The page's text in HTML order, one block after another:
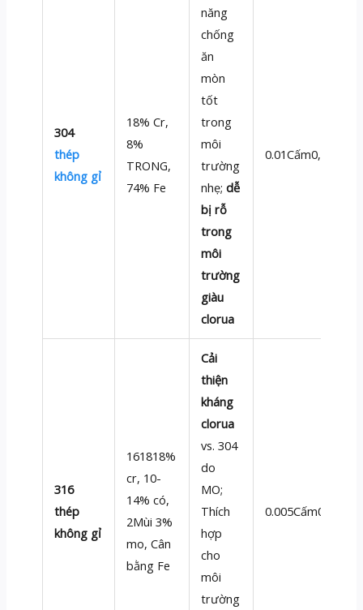
304
thép
không gỉ
18% Cr,
8%
TRONG,
74% Fe
năng
chống
ăn
mòn
tốt
trong
môi
trường
nhẹ;dễ
bị rỗ
trong
môi
trường
giàu
clorua
0.01Cấm0,02
316
thép
không gỉ
161818%
cr, 10-
14% có,
2Mùi 3%
mo, Cân
bằng Fe
Cải
thiện
kháng
clorua
vs. 304
do
MO;
Thích
hợp
cho
môi
trường
0.005Cấm0,01